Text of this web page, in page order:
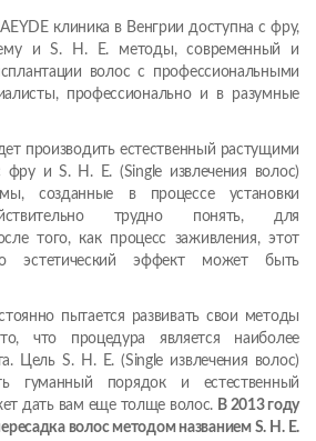
клиника в Венгрии доступна с фру,
и S. H. E. методы, современный и
волос с профессиональными
профессионально и в разумные
производить естественный растущими
и S. H. E. (Single извлечения волос)
созданные в процессе установки
трудно понять, для
того, как процесс заживления, этот
эстетический эффект может быть
пытается развивать свои методы
что процедура является наиболее
Цель S. H. E. (Single извлечения волос)
гуманный порядок и естественный
дать вам еще толще волос. В 2013 году
волос методом названием S. H. E.